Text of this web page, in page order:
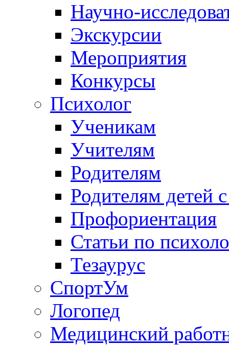
Научно-
Экскурсии
Мероприятия
Конкурсы
Психолог
Ученикам
Учителям
Родителям
Родителям детей
Профориентация
Статьи по
Тезаурус
СпортУм
Логопед
Медицинский